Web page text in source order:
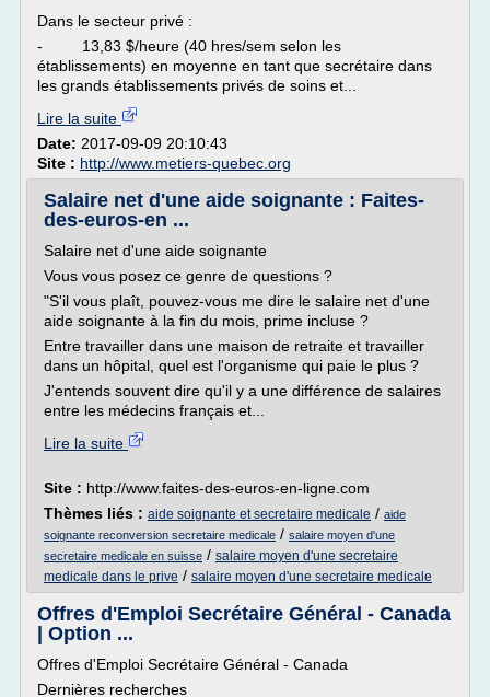
Dans le secteur privé :
- 13,83 $/heure (40 hres/sem selon les
établissements) en moyenne en tant que secrétaire dans
les grands établissements privés de soins et...
Lire la suite
Date: 2017-09-09 20:10:43
Site : http://www.metiers-quebec.org
Salaire net d'une aide soignante : Faites-
des-euros-en ...
Salaire net d'une aide soignante
Vous vous posez ce genre de questions ?
"S'il vous plaît, pouvez-vous me dire le salaire net d'une
aide soignante à la fin du mois, prime incluse ?
Entre travailler dans une maison de retraite et travailler
dans un hôpital, quel est l'organisme qui paie le plus ?
J'entends souvent dire qu'il y a une différence de salaires
entre les médecins français et...
Lire la suite
Site : http://www.faites-des-euros-en-ligne.com
Thèmes liés : aide soignante et secretaire medicale / aide
soignante reconversion secretaire medicale / salaire moyen d'une
secretaire medicale en suisse / salaire moyen d'une secretaire
medicale dans le prive / salaire moyen d'une secretaire medicale
Offres d'Emploi Secrétaire Général - Canada
| Option ...
Offres d'Emploi Secrétaire Général - Canada
Dernières recherches